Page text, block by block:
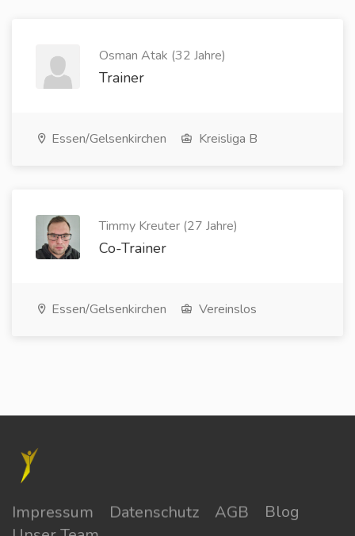
Osman Atak (32 Jahre)
Trainer
Essen/Gelsenkirchen Kreisliga B
Timmy Kreuter (27 Jahre)
Co-Trainer
Essen/Gelsenkirchen Vereinslos
Impressum Datenschutz AGB
Blog